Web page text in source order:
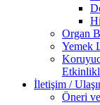
Organ
Yemek
İletişim /
Öneri